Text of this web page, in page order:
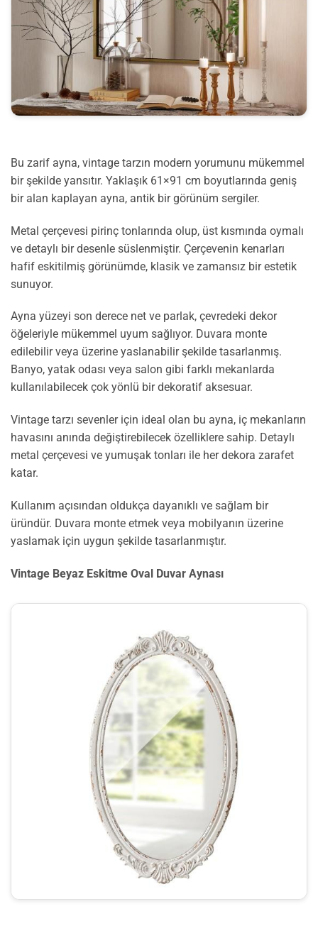
Bu zarif ayna, vintage tarzın modern yorumunu mükemmel
bir şekilde yansıtır. Yaklaşık 61×91 cm boyutlarında geniş
bir alan kaplayan ayna, antik bir görünüm sergiler.
Metal çerçevesi pirinç tonlarında olup, üst kısmında oymalı
ve detaylı bir desenle süslenmiştir. Çerçevenin kenarları
hafif eskitilmiş görünümde, klasik ve zamansız bir estetik
sunuyor.
Ayna yüzeyi son derece net ve parlak, çevredeki dekor
öğeleriyle mükemmel uyum sağlıyor. Duvara monte
edilebilir veya üzerine yaslanabilir şekilde tasarlanmış.
Banyo, yatak odası veya salon gibi farklı mekanlarda
kullanılabilecek çok yönlü bir dekoratif aksesuar.
Vintage tarzı sevenler için ideal olan bu ayna, iç mekanların
havasını anında değiştirebilecek özelliklere sahip. Detaylı
metal çerçevesi ve yumuşak tonları ile her dekora zarafet
katar.
Kullanım açısından oldukça dayanıklı ve sağlam bir
üründür. Duvara monte etmek veya mobilyanın üzerine
yaslamak için uygun şekilde tasarlanmıştır.
Vintage Beyaz Eskitme Oval Duvar Aynası